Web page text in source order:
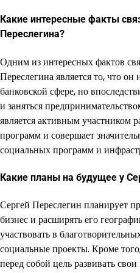
Какие интересные факты
Переслегина?
Одним из интересных фактов
Переслегина является то, что он
банковской сфере, но
и заняться
является активным участником
программ и совершает
социальных программ и
Какие планы на будущее у
Сергей Переслегин планирует
бизнес и расширять его
участвовать в
социальные проекты. Кроме
перед собой цель развивать